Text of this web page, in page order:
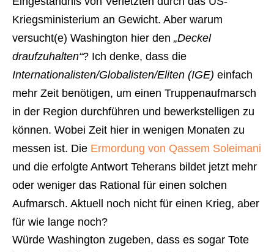
Kriegsministerium an Gewicht. Aber warum
versucht(e) Washington hier den „Deckel
draufzuhalten“? Ich denke, dass die
Internationalisten/Globalisten/Eliten (IGE) einfach
mehr Zeit benötigen, um einen Truppenaufmarsch
in der Region durchführen und bewerkstelligen zu
können. Wobei Zeit hier in wenigen Monaten zu
messen ist. Die Ermordung von Qassem Soleimani
und die erfolgte Antwort Teherans bildet jetzt mehr
oder weniger das Rational für einen solchen
Aufmarsch. Aktuell noch nicht für einen Krieg, aber
für wie lange noch?
Würde Washington zugeben, dass es sogar Tote